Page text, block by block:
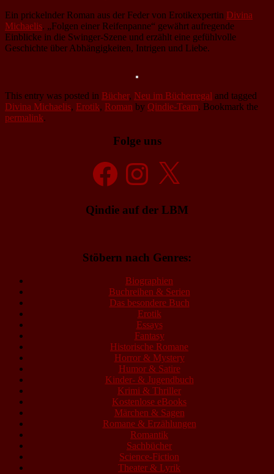
Ein prickelnder Roman aus der Feder von Erotikexpertin Divina
Michaelis. „Folgen einer Reifenpanne“ gewährt aufregende
Einblicke in die Swinger-Szene und erzählt eine gefühlvolle
Geschichte über Abhängigkeiten, Intrigen und Liebe.
This entry was posted in Bücher, Neu im Bücherregal and tagged
Divina Michaelis, Erotik, Roman by Qindie-Team. Bookmark the
permalink.
Folge uns
FacebookInstagramX
Qindie auf der LBM
Stöbern nach Genres:
Biographien
Buchreihen & Serien
Das besondere Buch
Erotik
Essays
Fantasy
Historische Romane
Horror & Mystery
Humor & Satire
Kinder- & Jugendbuch
Krimi & Thriller
Kostenlose eBooks
Märchen & Sagen
Romane & Erzählungen
Romantik
Sachbücher
Science-Fiction
Theater & Lyrik